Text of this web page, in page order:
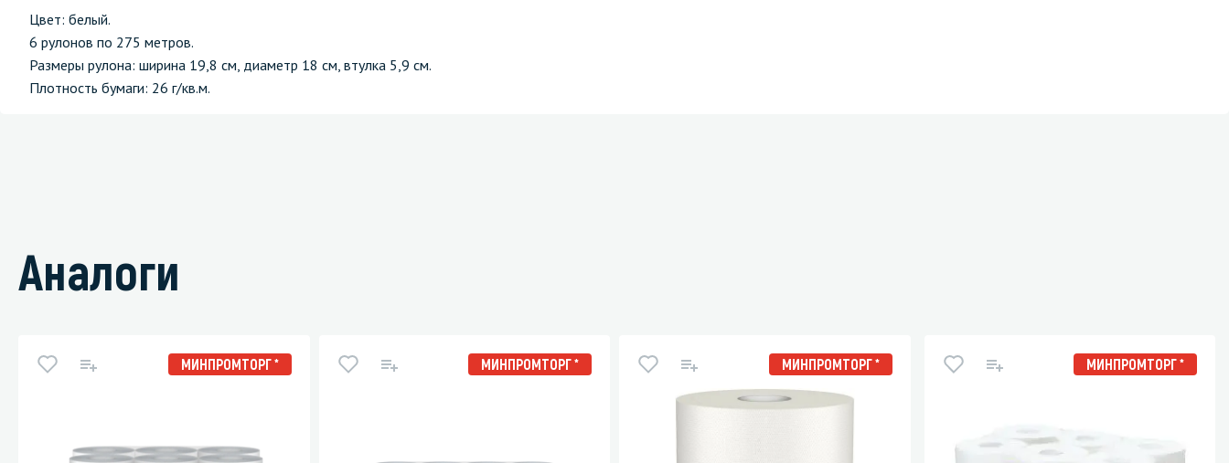
Цвет: белый.
6 рулонов по 275 метров.
Размеры рулона: ширина 19,8 см, диаметр 18 см, втулка 5,9 см.
Плотность бумаги: 26 г/кв.м.
Аналоги
МИНПРОМТОРГ * МИНПРОМТОРГ * МИНПРОМТОРГ * МИНПРОМТОРГ *